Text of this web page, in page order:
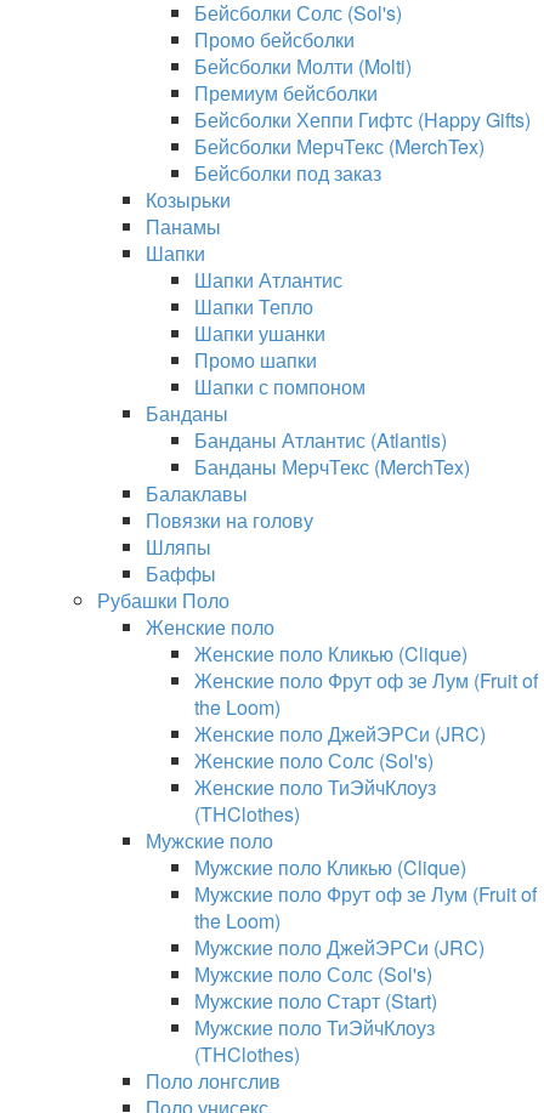
Бейсболки Солс (Sol's)
Промо бейсболки
Бейсболки Молти (Molti)
Премиум бейсболки
Бейсболки Хеппи Гифтс (Happy Gifts)
Бейсболки МерчТекс (MerchTex)
Бейсболки под заказ
Козырьки
Панамы
Шапки
Шапки Атлантис
Шапки Тепло
Шапки ушанки
Промо шапки
Шапки с помпоном
Банданы
Банданы Атлантис (Atlantis)
Банданы МерчТекс (MerchTex)
Балаклавы
Повязки на голову
Шляпы
Баффы
Рубашки Поло
Женские поло
Женские поло Кликью (Clique)
Женские поло Фрут оф зе Лум (Fruit of
the Loom)
Женские поло ДжейЭРСи (JRC)
Женские поло Солс (Sol's)
Женские поло ТиЭйчКлоуз
(THClothes)
Мужские поло
Мужские поло Кликью (Clique)
Мужские поло Фрут оф зе Лум (Fruit of
the Loom)
Мужские поло ДжейЭРСи (JRC)
Мужские поло Солс (Sol's)
Мужские поло Старт (Start)
Мужские поло ТиЭйчКлоуз
(THClothes)
Поло лонгслив